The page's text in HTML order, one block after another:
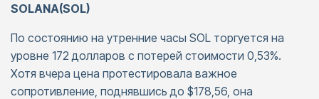
SOLANA(SOL)
По состоянию на утренние часы SOL торгуется на
уровне 172 долларов с потерей стоимости 0,53%.
Хотя вчера цена протестировала важное
сопротивление, поднявшись до $178,56, она